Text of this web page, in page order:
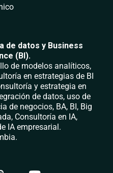
de datos y Business
(BI).
de modelos analíticos,
en estrategias de BI
y estrategia en
de datos, uso de
de negocios, BA, BI, Big
Consultoría en IA,
IA empresarial.